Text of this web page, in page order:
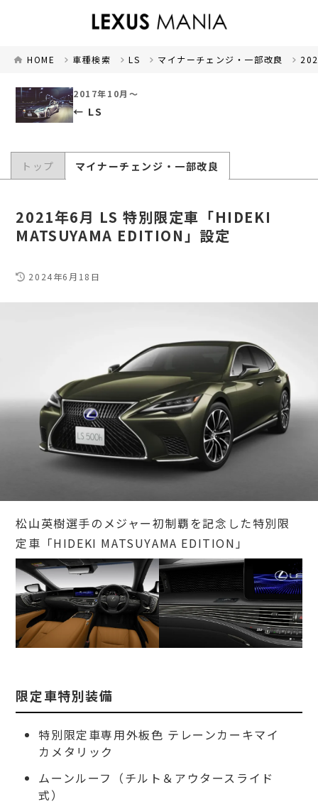
HOME 車種検索 LS マイナーチェンジ・一部改良
2017年10月～
LS
トップ マイナーチェンジ・一部改良
2021年6月 LS 特別限定車「HIDEKI
MATSUYAMA EDITION」設定
2024年6月18日
松山英樹選手のメジャー初制覇を記念した特別限
定車「HIDEKI MATSUYAMA EDITION」
限定車特別装備
特別限定車専用外板色 テレーンカーキマイ
カメタリック
ムーンルーフ（チルト＆アウタースライド
式）